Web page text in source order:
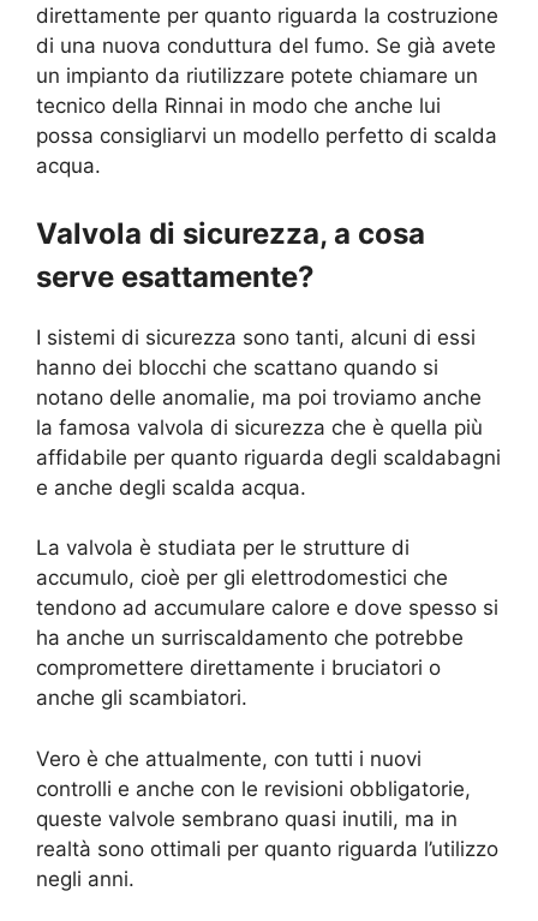
direttamente per quanto riguarda la costruzione
di una nuova conduttura del fumo. Se già avete
un impianto da riutilizzare potete chiamare un
tecnico della Rinnai in modo che anche lui
possa consigliarvi un modello perfetto di scalda
acqua.
Valvola di sicurezza, a cosa
serve esattamente?
I sistemi di sicurezza sono tanti, alcuni di essi
hanno dei blocchi che scattano quando si
notano delle anomalie, ma poi troviamo anche
la famosa valvola di sicurezza che è quella più
affidabile per quanto riguarda degli scaldabagni
e anche degli scalda acqua.
La valvola è studiata per le strutture di
accumulo, cioè per gli elettrodomestici che
tendono ad accumulare calore e dove spesso si
ha anche un surriscaldamento che potrebbe
compromettere direttamente i bruciatori o
anche gli scambiatori.
Vero è che attualmente, con tutti i nuovi
controlli e anche con le revisioni obbligatorie,
queste valvole sembrano quasi inutili, ma in
realtà sono ottimali per quanto riguarda l’utilizzo
negli anni.